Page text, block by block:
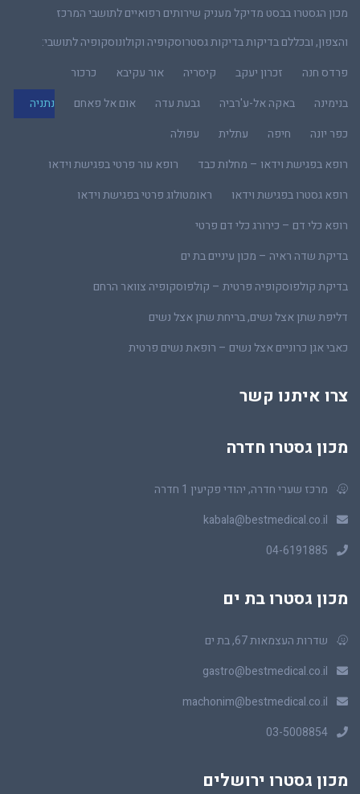
מכון הגסטרו בבסט מדיקל מעניק שירותים רפואיים לתושבי המרכז
והצפון, ובכללם בדיקות בדיקות גסטרוסקופיה וקולונוסקופיה לתושבי:
פרדס חנה
זכרון יעקב קיסריה אור עקיבא
כרכור
בנימינה
באקה אל-ע'רביה גבעת עדה אום אל פאחם
נתניה
כפר יונה
חיפה עתלית
עפולה
רופא בפגישת וידאו – מחלות כבד
רופא עור פרטי בפגישת וידאו
רופא גסטרו בפגישת וידאו
ראומטולוג פרטי בפגישת וידאו
רופא כלי דם – כירורג כלי דם פרטי
בדיקת שדה ראיה – מכון עיניים בת ים
בדיקת קולפוסקופיה פרטית – קולפוסקופיה צוואר הרחם
דליפת שתן אצל נשים, בריחת שתן אצל נשים
כאבי אגן כרוניים אצל נשים – רופאת נשים פרטית
צרו איתנו קשר
מכון גסטרו חדרה
מרכז שערי חדרה, יהודי פקיעין 1 חדרה
kabala@bestmedical.co.il
04-6191885
מכון גסטרו בת ים
שדרות העצמאות 67, בת ים
gastro@bestmedical.co.il
machonim@bestmedical.co.il
03-5008854
מכון גסטרו ירושלים